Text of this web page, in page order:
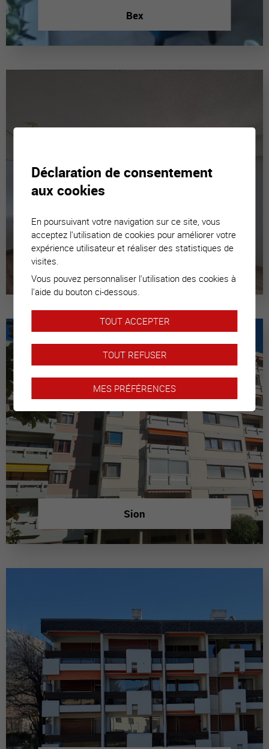
Bex
Sion
Déclaration de consentement
aux cookies
En poursuivant votre navigation sur ce site, vous
acceptez l'utilisation de cookies pour améliorer votre
expérience utilisateur et réaliser des statistiques de
visites.
Vous pouvez personnaliser l'utilisation des cookies à
l'aide du bouton ci-dessous.
TOUT ACCEPTER
TOUT REFUSER
MES PRÉFÉRENCES